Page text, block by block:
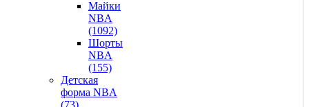
Майки
NBA
(1092)
Шорты
NBA
(155)
Детская
форма NBA
(73)